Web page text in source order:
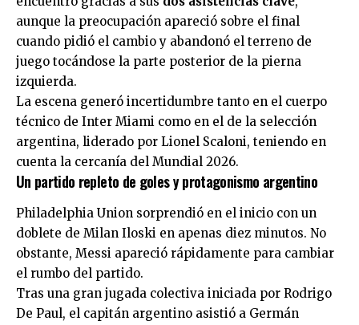
aunque la preocupación apareció sobre el final
cuando pidió el cambio y abandonó el terreno de
juego tocándose la parte posterior de la pierna
izquierda.
La escena generó incertidumbre tanto en el cuerpo
técnico de Inter Miami como en el de la selección
argentina, liderado por Lionel Scaloni, teniendo en
cuenta la cercanía del Mundial 2026.
Un partido repleto de goles y protagonismo argentino
Philadelphia Union sorprendió en el inicio con un
doblete de Milan Iloski en apenas diez minutos. No
obstante, Messi apareció rápidamente para cambiar
el rumbo del partido.
Tras una gran jugada colectiva iniciada por Rodrigo
De Paul, el capitán argentino asistió a Germán